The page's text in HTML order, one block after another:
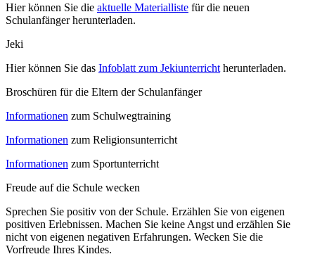
Hier können Sie die aktuelle Materialliste für die neuen
Schulanfänger herunterladen.
Jeki
Hier können Sie das Infoblatt zum Jekiunterricht herunterladen.
Broschüren für die Eltern der Schulanfänger
Informationen zum Schulwegtraining
Informationen zum Religionsunterricht
Informationen zum Sportunterricht
Freude auf die Schule wecken
Sprechen Sie positiv von der Schule. Erzählen Sie von eigenen
positiven Erlebnissen. Machen Sie keine Angst und erzählen Sie
nicht von eigenen negativen Erfahrungen. Wecken Sie die
Vorfreude Ihres Kindes.